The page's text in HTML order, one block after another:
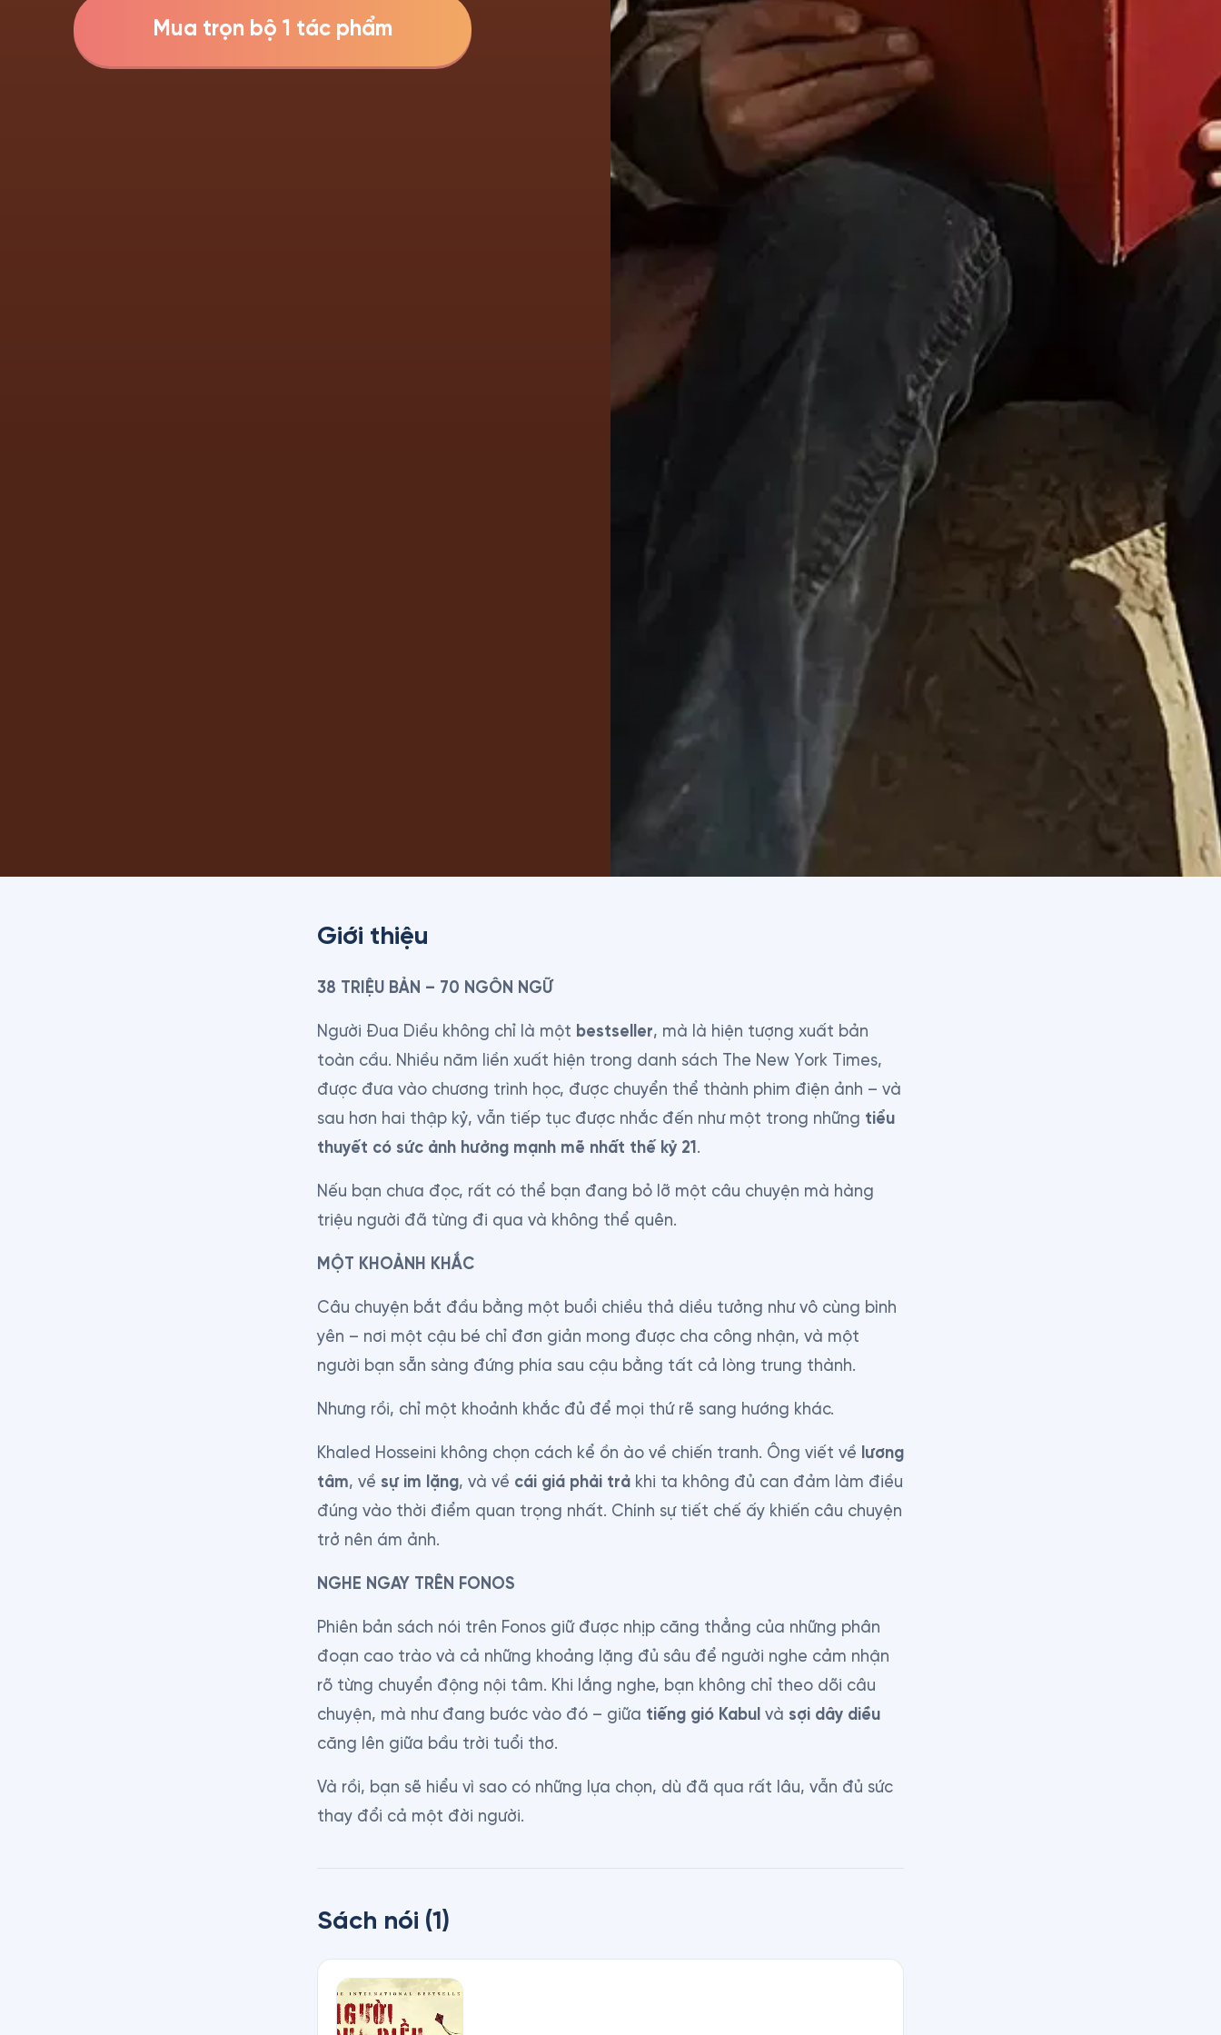
Mua trọn bộ 1 tác phẩm
Giới thiệu
38 TRIỆU BẢN – 70 NGÔN NGỮ
Người Đua Diều không chỉ là một bestseller, mà là hiện tượng xuất bản
toàn cầu. Nhiều năm liền xuất hiện trong danh sách The New York Times,
được đưa vào chương trình học, được chuyển thể thành phim điện ảnh – và
sau hơn hai thập kỷ, vẫn tiếp tục được nhắc đến như một trong những tiểu
thuyết có sức ảnh hưởng mạnh mẽ nhất thế kỷ 21 .
Nếu bạn chưa đọc, rất có thể bạn đang bỏ lỡ một câu chuyện mà hàng
triệu người đã từng đi qua và không thể quên.
MỘT KHOẢNH KHẮC
Câu chuyện bắt đầu bằng một buổi chiều thả diều tưởng như vô cùng bình
yên – nơi một cậu bé chỉ đơn giản mong được cha công nhận, và một
người bạn sẵn sàng đứng phía sau cậu bằng tất cả lòng trung thành.
Nhưng rồi, chỉ một khoảnh khắc đủ để mọi thứ rẽ sang hướng khác.
Khaled Hosseini không chọn cách kể ồn ào về chiến tranh. Ông viết về lương
tâm, về sự im lặng, và về cái giá phải trả khi ta không đủ can đảm làm điều
đúng vào thời điểm quan trọng nhất. Chính sự tiết chế ấy khiến câu chuyện
trở nên ám ảnh.
NGHE NGAY TRÊN FONOS
Phiên bản sách nói trên Fonos giữ được nhịp căng thẳng của những phân
đoạn cao trào và cả những khoảng lặng đủ sâu để người nghe cảm nhận
rõ từng chuyển động nội tâm. Khi lắng nghe, bạn không chỉ theo dõi câu
chuyện, mà như đang bước vào đó – giữa tiếng gió Kabul và sợi dây diều
căng lên giữa bầu trời tuổi thơ.
Và rồi, bạn sẽ hiểu vì sao có những lựa chọn, dù đã qua rất lâu, vẫn đủ sức
thay đổi cả một đời người.
Sách nói (1)